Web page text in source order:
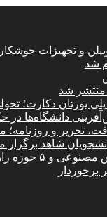
و تجهیزات
منتشر شد
پلی یورتان دکارت؛
دانشگاه‌ها در
تحریر و
شاهد
راهبردی کشور